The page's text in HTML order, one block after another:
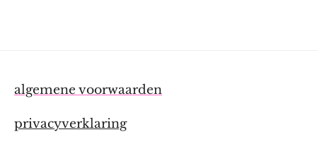
algemene voorwaarden
privacyverklaring